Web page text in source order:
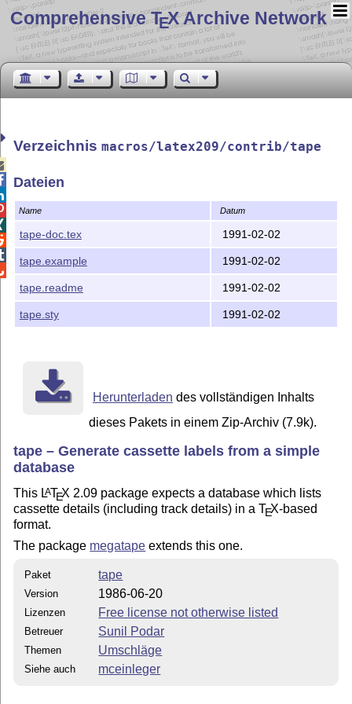
Comprehensive TEX Archive Network
Verzeichnismacros/latex209/contrib/tape
Dateien
Name Datum
tape-doc.tex 1991-02-02
tape.example 1991-02-02
tape.readme 1991-02-02
tape.sty 1991-02-02
Herunterladen des vollständigen Inhalts
dieses Pakets in einem Zip-Archiv (7.9k).
tape – Generate cassette labels from a simple
database
This LATEX 2.09 package expects a database which lists
cassette details (including track details) in aTEX-based
format.
The package megatape extends this one.
Paket tape
Version 1986-06-20
Lizenzen Free license not otherwise listed
Betreuer Sunil Podar
Themen Umschläge
Siehe auch mceinleger